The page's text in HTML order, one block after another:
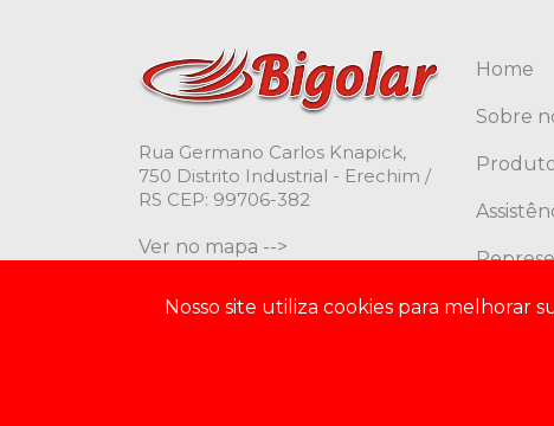
Rua Germano Carlos Knapick,
750 Distrito Industrial - Erechim /
RS CEP: 99706-382
Ver no mapa -->
Home
Sobre
Contato
Nosso site utiliza cookies para melhorar